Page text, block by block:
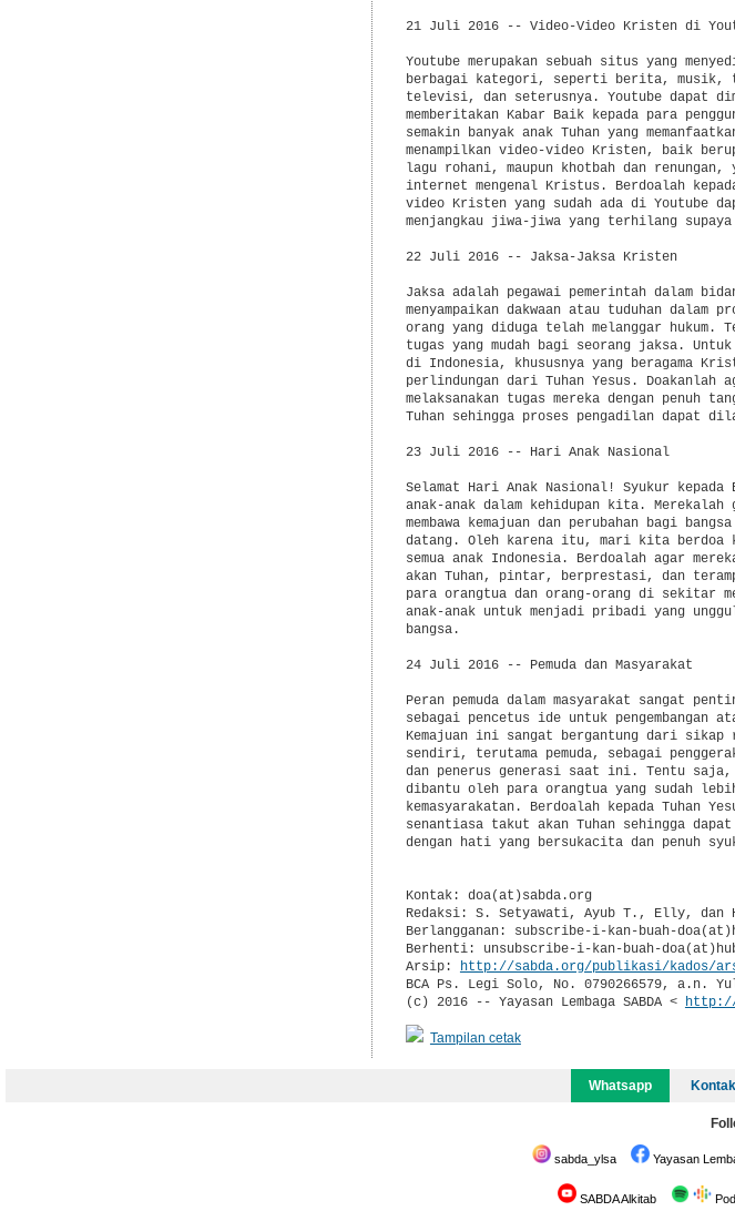
21 Juli 2016 -- Video-Video Kristen di
Youtube merupakan sebuah situs yang
berbagai kategori, seperti berita,
televisi, dan seterusnya. Youtube dapat
memberitakan Kabar Baik kepada para
semakin banyak anak Tuhan yang
menampilkan video-video Kristen, baik
lagu rohani, maupun khotbah dan renungan,
internet mengenal Kristus. Berdoalah
video Kristen yang sudah ada di Youtube
menjangkau jiwa-jiwa yang terhilang supaya
22 Juli 2016 -- Jaksa-Jaksa Kristen
Jaksa adalah pegawai pemerintah dalam
menyampaikan dakwaan atau tuduhan dalam
orang yang diduga telah melanggar hukum.
tugas yang mudah bagi seorang jaksa.
di Indonesia, khususnya yang beragama
perlindungan dari Tuhan Yesus. Doakanlah
melaksanakan tugas mereka dengan penuh
Tuhan sehingga proses pengadilan dapat
23 Juli 2016 -- Hari Anak Nasional
Selamat Hari Anak Nasional! Syukur
anak-anak dalam kehidupan kita. Merekalah
membawa kemajuan dan perubahan bagi
datang. Oleh karena itu, mari kita berdoa
semua anak Indonesia. Berdoalah agar
akan Tuhan, pintar, berprestasi, dan
para orangtua dan orang-orang di sekitar
anak-anak untuk menjadi pribadi yang
bangsa.
24 Juli 2016 -- Pemuda dan Masyarakat
Peran pemuda dalam masyarakat sangat
sebagai pencetus ide untuk pengembangan
Kemajuan ini sangat bergantung dari
sendiri, terutama pemuda, sebagai
dan penerus generasi saat ini. Tentu saja,
dibantu oleh para orangtua yang sudah lebih
kemasyarakatan. Berdoalah kepada Tuhan
senantiasa takut akan Tuhan sehingga dapat
dengan hati yang bersukacita dan penuh
Kontak: doa(at)sabda.org
Redaksi: S. Setyawati, Ayub T., Elly, dan
Berlangganan: subscribe-i-kan-buah-
Berhenti: unsubscribe-i-kan-buah-
Arsip:
http://sabda.org/publikasi/kados/
BCA Ps. Legi Solo, No. 0790266579, a.n.
(c) 2016 -- Yayasan Lembaga SABDA <
Tampilan cetak
Whatsapp
sabda_ylsa Yayasan
SABDA Alkitab